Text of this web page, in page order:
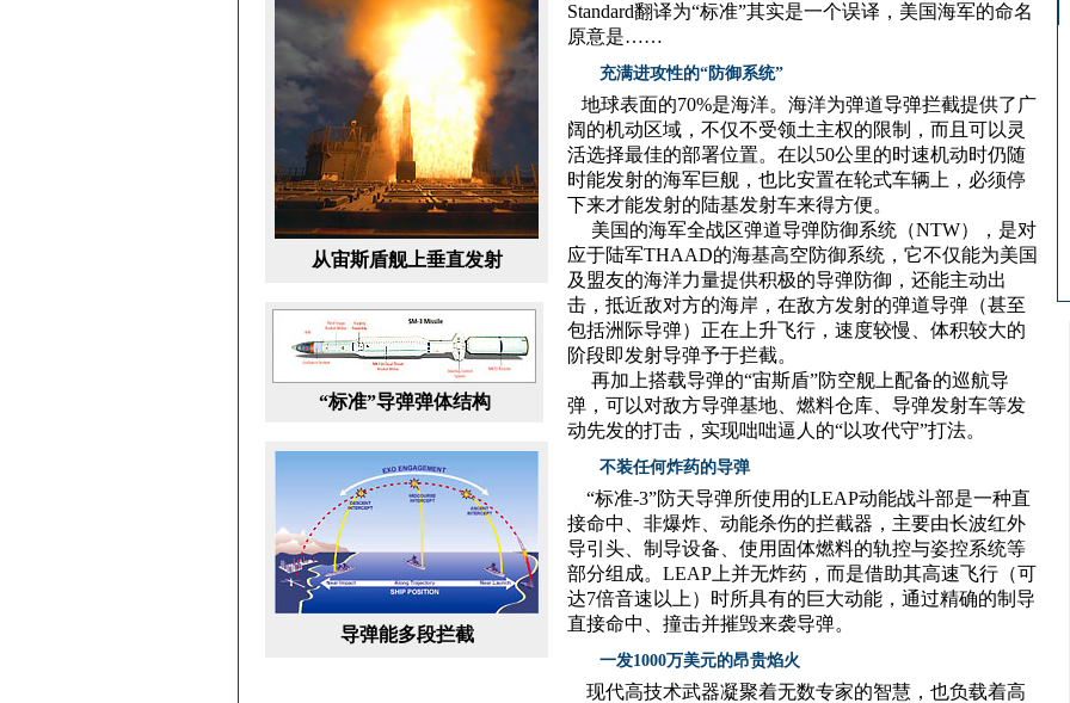
从宙斯盾舰上垂直发射
“标准”导弹弹体结构
导弹能多段拦截
Standard翻译为“标准”其实是一个误译，美国海军的命名
原意是……
充满进攻性的“防御系统”
地球表面的70%是海洋。海洋为弹道导弹拦截提供了广
阔的机动区域，不仅不受领土主权的限制，而且可以灵
活选择最佳的部署位置。在以50公里的时速机动时仍随
时能发射的海军巨舰，也比安置在轮式车辆上，必须停
下来才能发射的陆基发射车来得方便。
美国的海军全战区弹道导弹防御系统（NTW），是对
应于陆军THAAD的海基高空防御系统，它不仅能为美国
及盟友的海洋力量提供积极的导弹防御，还能主动出
击，抵近敌对方的海岸，在敌方发射的弹道导弹（甚至
包括洲际导弹）正在上升飞行，速度较慢、体积较大的
阶段即发射导弹予于拦截。
再加上搭载导弹的“宙斯盾”防空舰上配备的巡航导
弹，可以对敌方导弹基地、燃料仓库、导弹发射车等发
动先发的打击，实现咄咄逼人的“以攻代守”打法。
不装任何炸药的导弹
“标准-3”防天导弹所使用的LEAP动能战斗部是一种直
接命中、非爆炸、动能杀伤的拦截器，主要由长波红外
导引头、制导设备、使用固体燃料的轨控与姿控系统等
部分组成。LEAP上并无炸药，而是借助其高速飞行（可
达7倍音速以上）时所具有的巨大动能，通过精确的制导
直接命中、撞击并摧毁来袭导弹。
一发1000万美元的昂贵焰火
现代高技术武器凝聚着无数专家的智慧，也负载着高